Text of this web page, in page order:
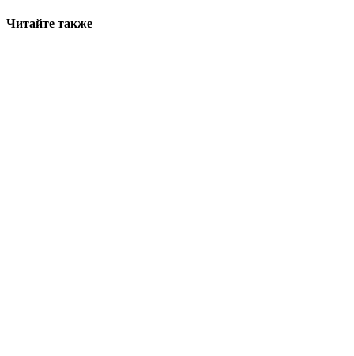
Читайте также